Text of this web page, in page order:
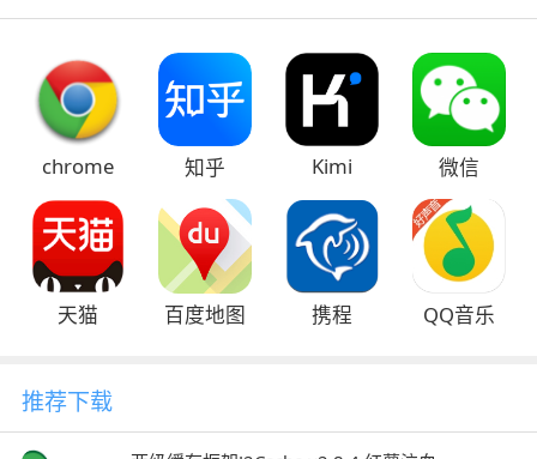
chrome 知乎 Kimi 微信
天猫 百度地图 携程 QQ音乐
推荐下载